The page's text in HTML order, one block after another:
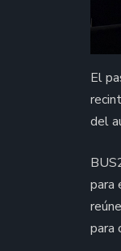
El
del
para
para